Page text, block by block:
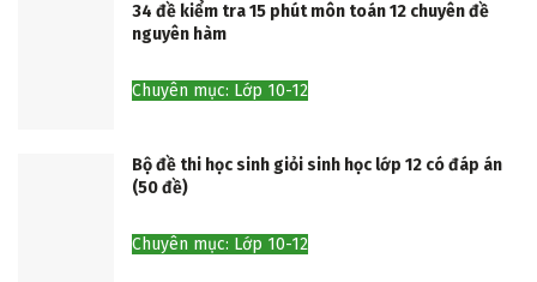
34 đề kiểm tra 15 phút môn toán 12 chuyên đề
nguyên hàm
Chuyên mục: Lớp 10-12
Bộ đề thi học sinh giỏi sinh học lớp 12 có đáp án
(50 đề)
Chuyên mục: Lớp 10-12